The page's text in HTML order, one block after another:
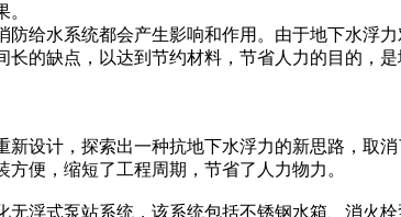
给水系统都会产生影响和作用。由于地下水浮
的缺点，以达到节约材料，节省人力的目的，
设计，探索出一种抗地下水浮力的新思路，取
便，缩短了工程周期，节省了人力物力。
浮式泵站系统，该系统包括不锈钢水箱、消火